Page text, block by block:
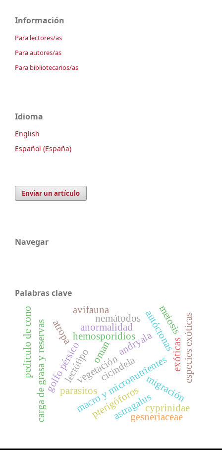
Información
Para lectores/as
Para autores/as
Para bibliotecarios/as
Idioma
English
Español (España)
Enviar un artículo
Navegar
Palabras clave
vegetación
golfo pérsico andryala
macro y micronutrientes
parasitos migración
hemosporidios
carga de grasa y reservas cicindela
oman
atropa
pterigóforos
anormalidad
exóticas
autóctonas
astragalus
nemátodos
pedículo de cono
cyprinidae
lectótipo
avifauna
especies exóticas
meiosis
gesneriaceae